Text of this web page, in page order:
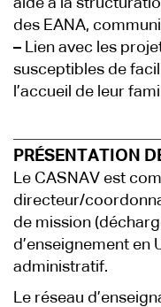
aide à la
des EANA,
– Lien avec les
susceptibles de
l’accueil de leur
PRÉSENTATION
Le CASNAV est
directeur/
de mission
d’enseignement en
administratif.
Le réseau